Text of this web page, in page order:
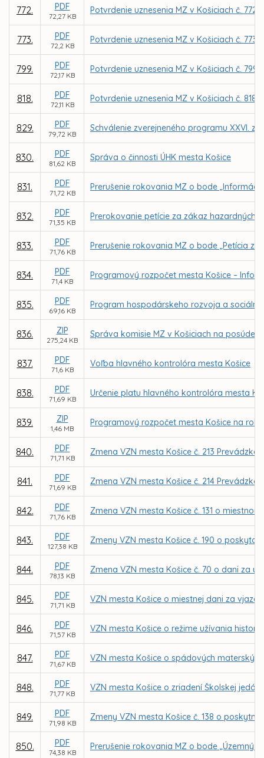
772. PDF
72,27 KB
Potvrdenie uznesenia MZ v Košiciach č.
773. PDF
72,2 KB
Potvrdenie uznesenia MZ v Košiciach č.
799. PDF
72,17 KB
Potvrdenie uznesenia MZ v Košiciach č.
818. PDF
72,11 KB
Potvrdenie uznesenia MZ v Košiciach č.
829. PDF
79,72 KB
Schválenie zverejneného programu XXVI.
830. PDF
81,62 KB
Správa o činnosti ÚHK mesta Košice
831. PDF
71,72 KB
Prerušenie rokovania MZ o bode
832. PDF
71,35 KB
Prerokovanie petície za zákaz hazardných
833. PDF
71,76 KB
Prerušenie rokovania MZ o bode „Petícia
834. PDF
71,4 KB
Programový rozpočet mesta Košice –
835. PDF
69,16 KB
Program hospodárskeho rozvoja a
836. ZIP
275,24 KB
Správa komisie MZ v Košiciach na
837. PDF
71,6 KB
Voľba hlavného kontrolóra mesta Košice
838. PDF
71,69 KB
Určenie platu hlavného kontrolóra mesta
839. ZIP
1,46 MB
Programový rozpočet mesta Košice na
840. PDF
71,71 KB
Zmena VZN mesta Košice č. 213
841. PDF
71,69 KB
Zmena VZN mesta Košice č. 214
842. PDF
71,76 KB
Zmena VZN mesta Košice č. 131 o
843. PDF
127,38 KB
Zmeny VZN mesta Košice č. 190 o
844. PDF
78,13 KB
Zmena VZN mesta Košice č. 70 o dani za
845. PDF
71,71 KB
VZN mesta Košice o miestnej dani za
846. PDF
71,57 KB
VZN mesta Košice o režime užívania
847. PDF
71,67 KB
VZN mesta Košice o spádových
848. PDF
71,77 KB
VZN mesta Košice o zriadení Školskej
849. PDF
71,98 KB
Zmeny VZN mesta Košice č. 138 o
850. PDF
74,38 KB
Prerušenie rokovania MZ o bode „Územný